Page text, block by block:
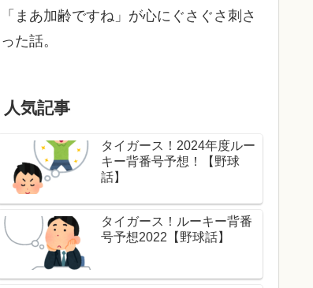
「まあ加齢ですね」が心にぐさぐさ刺さ
った話。
人気記事
タイガース！2024年度ルー
キー背番号予想！【野球
話】
タイガース！ルーキー背番
号予想2022【野球話】